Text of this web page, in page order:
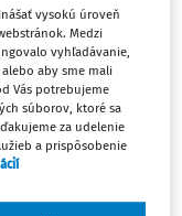
len
oblasti je
portálu.
vysokú úroveň
Medzi
vyhľadávanie,
aby sme mali
Vás potrebujeme
súborov, ktoré sa
za udelenie
a prispôsobenie